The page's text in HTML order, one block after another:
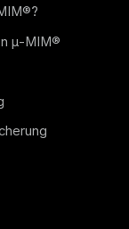
μ-MIM®